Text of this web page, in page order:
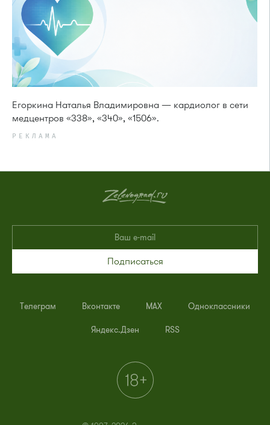
Егоркина Наталья Владимировна — кардиолог в сети
медцентров «338», «340», «1506».
РЕКЛАМА
Подписаться
Телеграм Вконтакте MAX Одноклассники
Яндекс.Дзен RSS